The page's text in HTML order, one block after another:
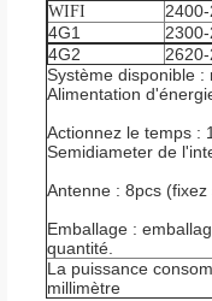
WIFI
4G1
4G2
Système disponible
Alimentation
Actionnez le temps :
Semidiameter de
Antenne : 8pcs
Emballage :
quantité.
La puissance
millimètre